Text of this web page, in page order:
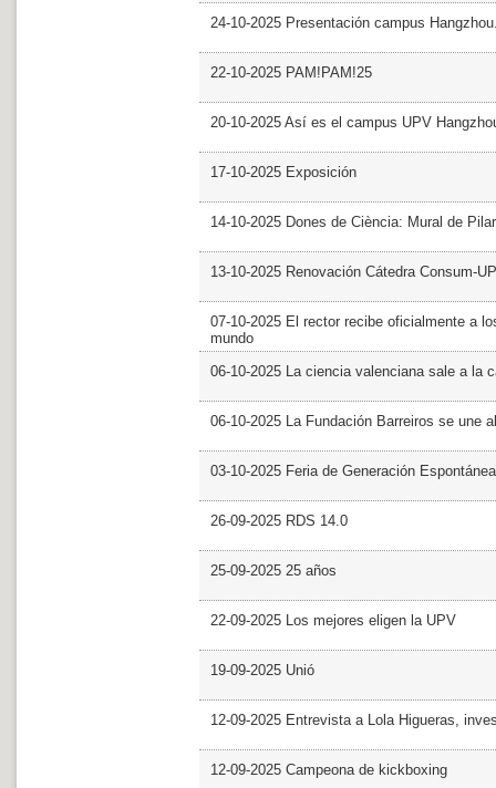
24-10-2025 Presentación campus
22-10-2025 PAM!PAM!25
20-10-2025 Así es el campus UPV
17-10-2025 Exposición
14-10-2025 Dones de Ciència: Mural de
13-10-2025 Renovación Cátedra Consum-
07-10-2025 El rector recibe oficialmente a
mundo
06-10-2025 La ciencia valenciana sale a la
06-10-2025 La Fundación Barreiros se une
03-10-2025 Feria de Generación Espontánea
26-09-2025 RDS 14.0
25-09-2025 25 años
22-09-2025 Los mejores eligen la UPV
19-09-2025 Unió
12-09-2025 Entrevista a Lola Higueras,
12-09-2025 Campeona de kickboxing